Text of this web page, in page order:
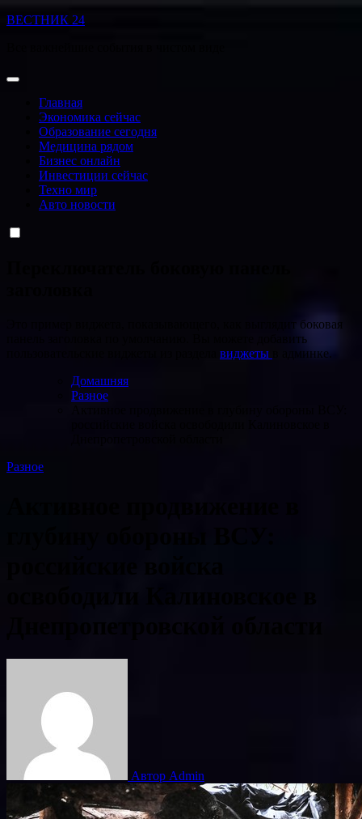
Перейти
ВЕСТНИК 24
Главная
Экономика сейчас
Образование сегодня
Медицина рядом
Бизнес онлайн
Инвестиции сейчас
Техно мир
Авто новости
Это пример виджета, показывающего, как выглядит боковая
панель заголовка по умолчанию. Вы можете добавить
виджеты
в админке.
Домашняя
Разное
Разное
Автор Admin